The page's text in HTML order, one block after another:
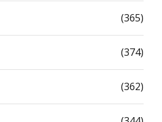
(365)
(374)
(362)